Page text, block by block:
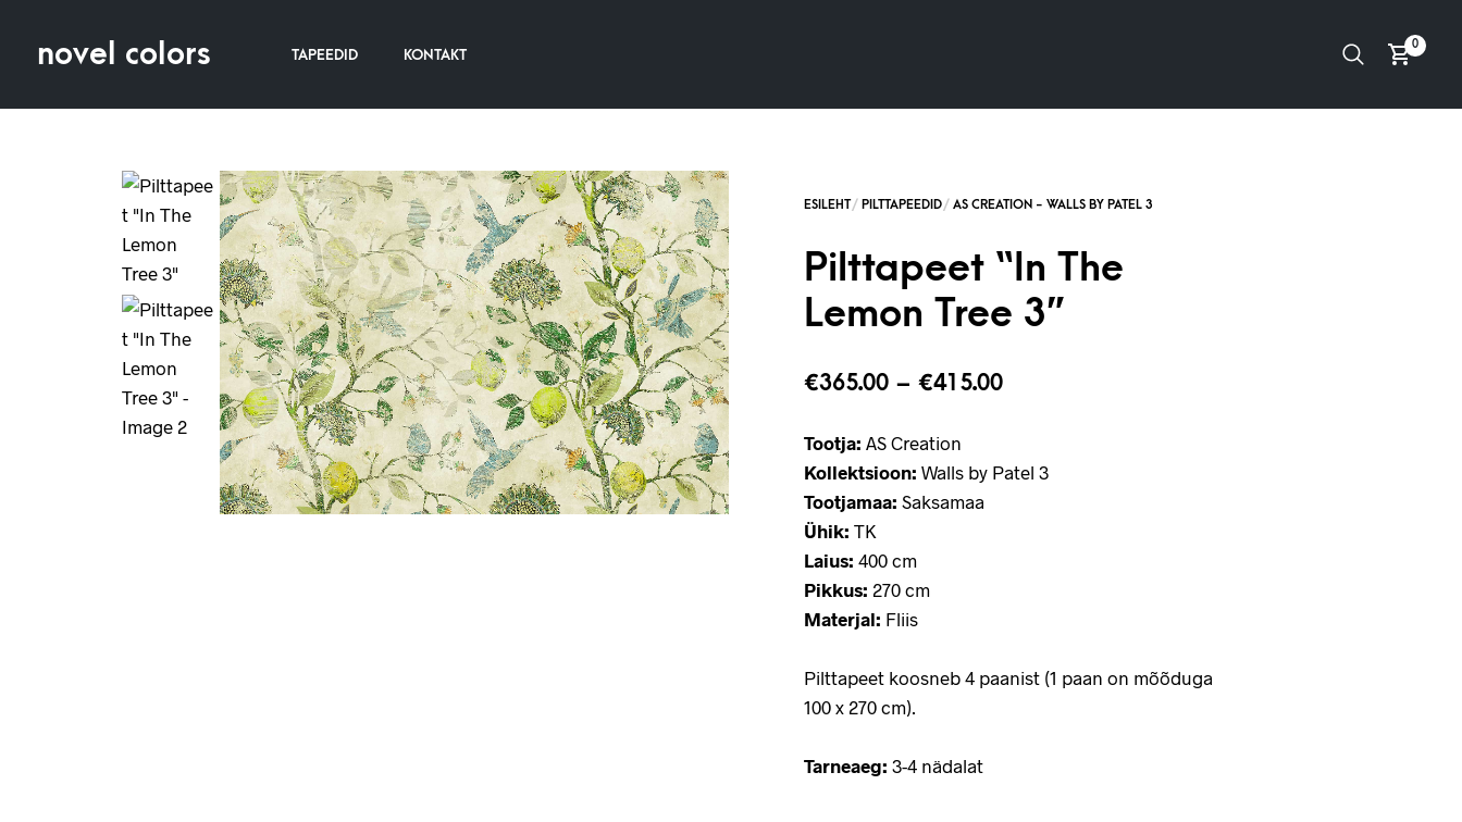
TAPEEDID KONTAKT
novel colors 0
Pilttapeet “In The
Lemon Tree 3”
€365.00 – €415.00
Tootja: AS Creation
Kollektsioon: Walls by Patel 3
Tootjamaa: Saksamaa
Ühik: TK
Laius: 400 cm
Pikkus: 270 cm
Materjal: Fliis
Pilttapeet koosneb 4 paanist (1 paan on mõõduga
100 x 270 cm).
Tarneaeg: 3-4 nädalat